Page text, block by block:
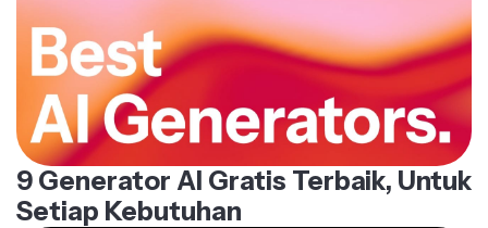
9 Generator AI Gratis Terbaik, Untuk
Setiap Kebutuhan